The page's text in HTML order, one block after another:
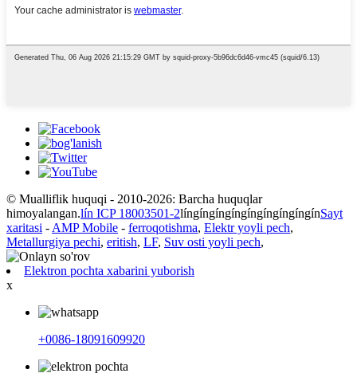
© Mualliflik huquqi - 2010-2026: Barcha huquqlar
himoyalangan.lín ICP 18003501-2língíngíngíngíngíngíngíngínSayt
xaritasi - AMP Mobile - ferroqotishma, Elektr yoyli pech,
Metallurgiya pechi, eritish, LF, Suv osti yoyli pech,
Elektron pochta xabarini yuborish
x
+0086-18091609920